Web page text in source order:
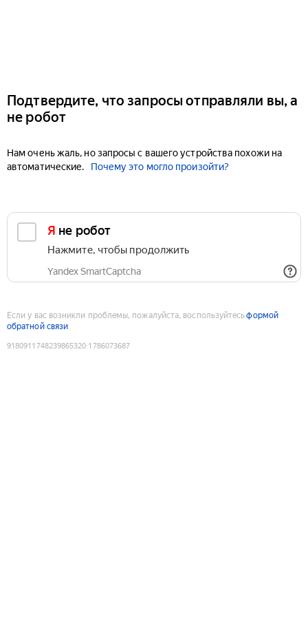
Подтвердите, что запросы отправляли вы, а
не робот
Нам очень жаль, но запросы с вашего устройства похожи на
автоматические.
Почему это могло произойти?
Я не робот
Нажмите, чтобы продолжить
Yandex SmartCaptcha
Если у вас возникли проблемы, пожалуйста, воспользуйтесьформой
обратной связи
9180911748239865320:1786073687